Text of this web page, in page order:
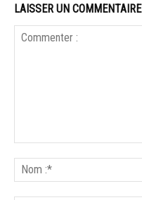
LAISSER UN COMMENTAIRE